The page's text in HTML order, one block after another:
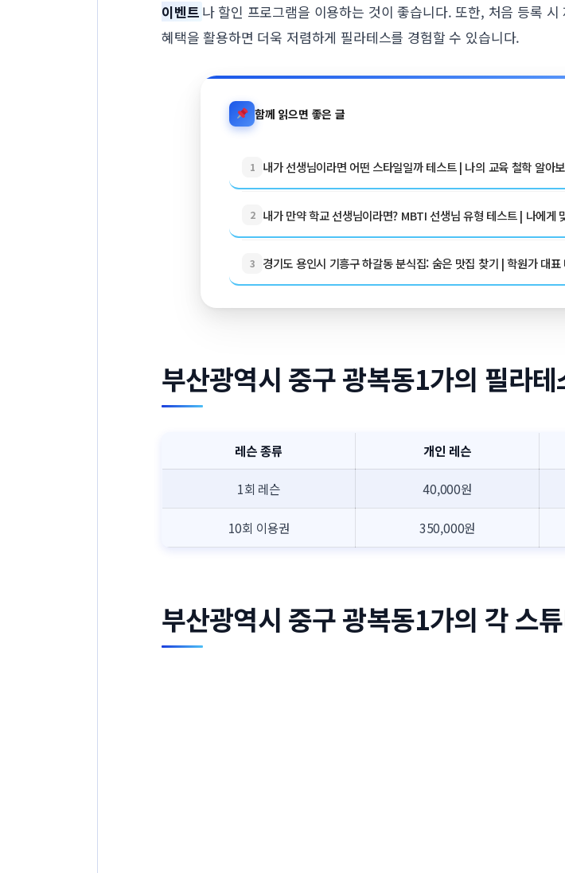
이벤트 나 할인 프로그램을 이용하는 것이 좋습니다. 또한, 처음 등록
혜택을 활용하면 더욱 저렴하게 필라테스를 경험할 수 있습니다.
함께 읽으면 좋은 글
1 내가 선생님이라면 어떤 스타일일까 테스트 | 나의 교육 철학 알아
2 내가 만약 학교 선생님이라면? MBTI 선생님 유형 테스트 | 나에게
3 경기도 용인시 기흥구 하갈동 분식집: 숨은 맛집 찾기 | 학원가 대
부산광역시 중구 광복동1가의 필라
레슨 종류 개인 레슨
1회 레슨 40,000원
10회 이용권 350,000원
부산광역시 중구 광복동1가의 각 스